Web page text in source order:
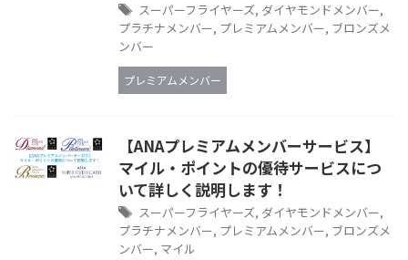
スーパーフライヤーズ, ダイヤモンドメンバー,
プラチナメンバー, プレミアムメンバー, ブロンズメ
ンバー
プレミアムメンバー
【ANAプレミアムメンバーサービス】
マイル・ポイントの優待サービスにつ
いて詳しく説明します！
スーパーフライヤーズ, ダイヤモンドメンバー,
プラチナメンバー, プレミアムメンバー, ブロンズメ
ンバー, マイル